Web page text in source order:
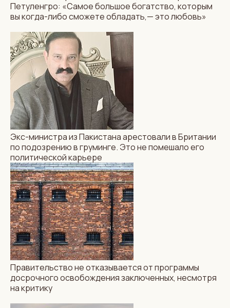
Правительство
не отказывается
освобождения
заключенных, несмотря
на критику
Вместе веселее: Гринвич
и Кент объединились
в первый в Британии
суперуниверситет
КУЛЬТУРА ОТДЫХ И ПУТЕШЕСТВИЯ
Петуленгро: «Самое большое богатство, которым
вы когда-либо сможете обладать,— это любовь»
Экс-министра из Пакистана арестовали в Британии
по подозрению в груминге. Это не помешало его
политической карьере
Правительство не отказывается от программы
досрочного освобождения заключенных, несмотря
на критику